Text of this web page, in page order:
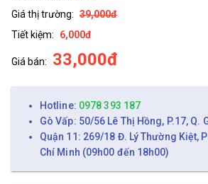
Giá thị trường: 39,000đ
Tiết kiệm:
6,000đ
Giá bán: 33,000đ
Hotline: 0978 393 187
Gò Vấp: 50/56 Lê Thị Hồng, P.17, Q.
Quận 11: 269/18 Đ. Lý Thường Kiệt,
Chí Minh (09h00 đến 18h00)